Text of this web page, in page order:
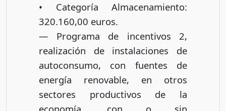
• Categoría Almacenamiento:
320.160,00 euros.
— Programa de incentivos 2,
realización de instalaciones de
autoconsumo, con fuentes de
energía renovable, en otros
sectores productivos de la